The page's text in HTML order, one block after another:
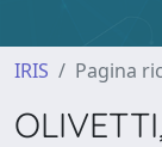
IRIS Pagina